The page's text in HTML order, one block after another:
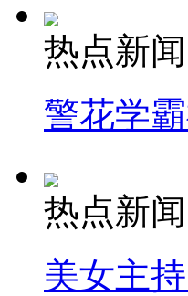
热点新闻
警花学
热点新闻
美女主